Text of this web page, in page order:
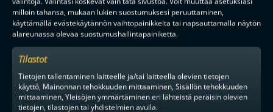
milloin tahansa, mukaan lukien suostumuksesi peruuttaminen,
käyttämällä evästekäytännön vaihtopainikkeita tai napsauttamalla näytön
alareunassa olevaa suostumushallintapainiketta.
Tilastot
Tietojen tallentaminen laitteelle ja/tai laitteella olevien tietojen
käyttö, Mainonnan tehokkuuden mittaaminen, Sisällön tehokkuuden
mittaaminen, Yleisöjen ymmärtäminen eri lähteistä peräisin olevien
tietojen, tilastojen tai yhdistelmien avulla.
TILAA